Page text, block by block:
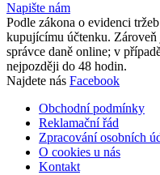
Napište nám
Podle zákona o evidenci
kupujícímu účtenku.
správce daně online; v
nejpozději do 48 hodin.
Najdete nás Facebook
Obchodní podmínky
Reklamační řád
Zpracování osobních
O cookies u nás
Kontakt